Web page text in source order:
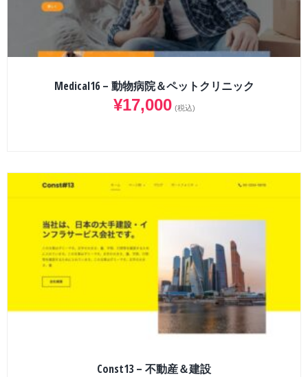
Medical16 – 動物病院＆ペットクリニック
¥17,000 (税込)
Const13 – 不動産＆建設